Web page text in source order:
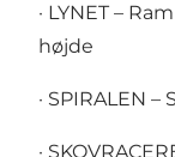
· LYNET –
højde
· SPIRALEN
·